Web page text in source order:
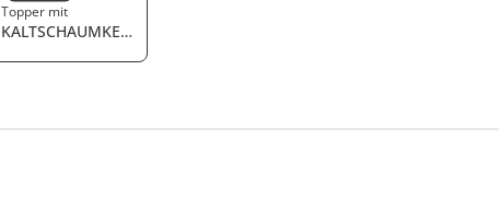
Topper mit
KALTSCHAUMKERN